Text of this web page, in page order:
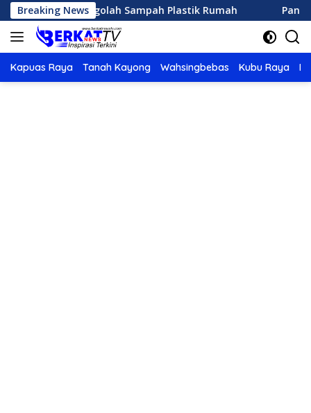
Langsung
ke
konten
Breaking News
Mengolah Sampah Plastik Rumah Panduan
Kapuas Raya Tanah Kayong Wahsingbebas Kubu Raya